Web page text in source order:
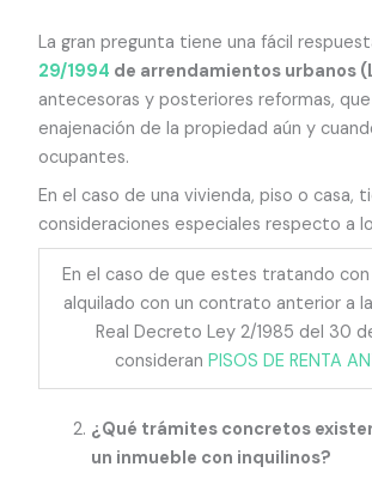
La gran pregunta tiene una fácil
29/1994 de arrendamientos urbanos
antecesoras y posteriores reformas,
enajenación de la propiedad aún y
ocupantes.
En el caso de una vivienda, piso o casa,
consideraciones especiales respecto a
En el caso de que estes tratando
alquilado con un contrato anterior a
Real Decreto Ley 2/1985 del 30
consideran PISOS DE RENTA
¿Qué trámites concretos
un inmueble con inquilinos?